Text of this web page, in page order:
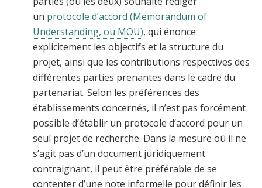
un protocole d’accord (Memorandum of
Understanding, ou MOU), qui énonce
explicitement les objectifs et la structure du
projet, ainsi que les contributions respectives des
différentes parties prenantes dans le cadre du
partenariat. Selon les préférences des
établissements concernés, il n’est pas forcément
possible d’établir un protocole d’accord pour un
seul projet de recherche. Dans la mesure où il ne
s’agit pas d’un document juridiquement
contraignant, il peut être préférable de se
contenter d’une note informelle pour définir les